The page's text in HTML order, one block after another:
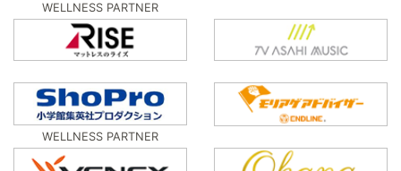
WELLNESS PARTNER
WELLNESS PARTNER